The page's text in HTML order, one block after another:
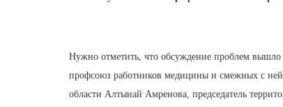
Нужно отметить, что обсуждение проблем
профсоюз работников медицины и смежных с ней
области Алтынай Амренова, председатель